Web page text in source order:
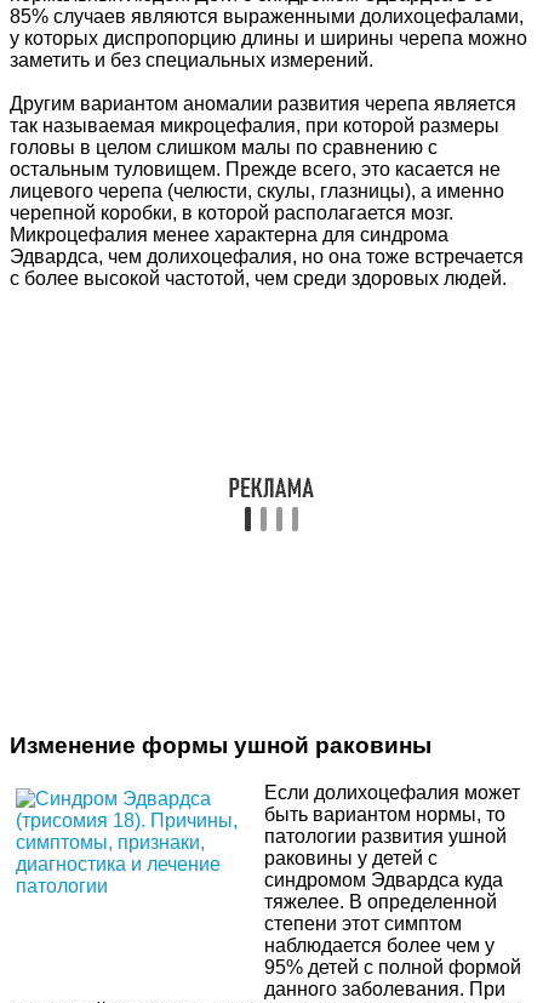
85% случаев являются выраженными долихоцефалами,
у которых диспропорцию длины и ширины черепа можно
заметить и без специальных измерений.
Другим вариантом аномалии развития черепа является
так называемая микроцефалия, при которой размеры
головы в целом слишком малы по сравнению с
остальным туловищем. Прежде всего, это касается не
лицевого черепа (челюсти, скулы, глазницы), а именно
черепной коробки, в которой располагается мозг.
Микроцефалия менее характерна для синдрома
Эдвардса, чем долихоцефалия, но она тоже встречается
с более высокой частотой, чем среди здоровых людей.
Изменение формы ушной раковины
Если долихоцефалия может
быть вариантом нормы, то
патологии развития ушной
раковины у детей с
синдромом Эдвардса куда
тяжелее. В определенной
степени этот симптом
наблюдается более чем у
95% детей с полной формой
данного заболевания. При